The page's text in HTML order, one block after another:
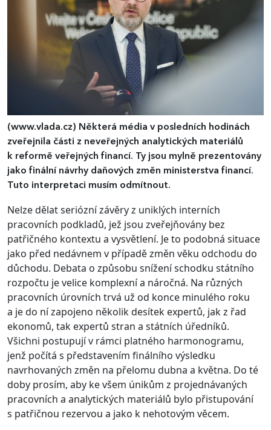
(www.vlada.cz) Některá média v posledních hodinách
zveřejnila části z neveřejných analytických materiálů
k reformě veřejných financí. Ty jsou mylně prezentovány
jako finální návrhy daňových změn ministerstva financí.
Tuto interpretaci musím odmítnout.
Nelze dělat seriózní závěry z uniklých interních
pracovních podkladů, jež jsou zveřejňovány bez
patřičného kontextu a vysvětlení. Je to podobná situace
jako před nedávnem v případě změn věku odchodu do
důchodu. Debata o způsobu snížení schodku státního
rozpočtu je velice komplexní a náročná. Na různých
pracovních úrovních trvá už od konce minulého roku
a je do ní zapojeno několik desítek expertů, jak z řad
ekonomů, tak expertů stran a státních úředníků.
Všichni postupují v rámci platného harmonogramu,
jenž počítá s představením finálního výsledku
navrhovaných změn na přelomu dubna a května. Do té
doby prosím, aby ke všem únikům z projednávaných
pracovních a analytických materiálů bylo přistupování
s patřičnou rezervou a jako k nehotovým věcem.